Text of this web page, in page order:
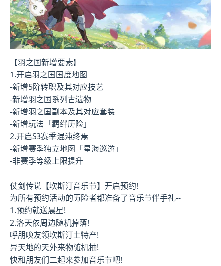
【羽之国新增要素】
1.开启羽之国国度地图
-新增5阶转职及其对应技艺
-新增羽之国系列古遗物
-新增羽之国副本及其对应套装
-新增玩法「羁绊历险」
2.开启S3赛季混沌终焉
-新增赛季独立地图「星海巡游」
-非赛季等级上限提升
仗剑传说【坎斯汀音乐节】开启预约!
为所有预约活动的历险者都准备了音乐节伴手礼--
1.预约就送晨星!
2.洛天依周边随机掉落!
呼朋唤友领坎斯汀土特产!
异天地的天外来物随机抽!
快和朋友们二起来参加音乐节吧!